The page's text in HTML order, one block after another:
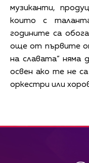
музиканти,
които с
годините са
още от първите
на славата“ няма
освен ако те не
оркестри или